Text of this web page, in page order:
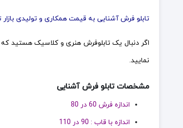
تابلو فرش آشنایی به قیمت همکاری و تولیدی بازار
اگر دنبال یک تابلوفرش هنری و کلاسیک هستید که
نمایید.
مشخصات تابلو فرش آشنایی
اندازه فرش 60 در 80
اندازه با قاب : 90 در 110